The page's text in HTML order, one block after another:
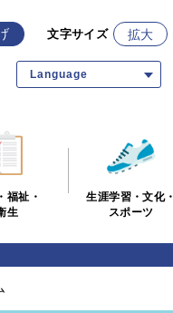
文字サイズ 拡大
Language
福祉・
生
生涯学習・文化・
スポーツ